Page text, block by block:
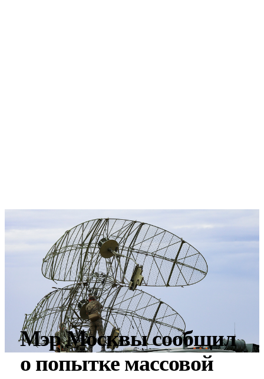
Мэр Москвы сообщил
о попытке массовой